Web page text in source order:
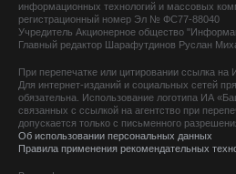
информационных технологий и массовых
регистрационный номер Эл № ФС77-88040
Учредитель Акционерное общество
Главный редактор Шарафутдинов Руслан
При перепечатке или цитировании ссылка
Для интернет-изданий и социальных сетей
обязательна. Использование логотипа ИА
связанных с ссылкой на агентство при
допускается только с письменного
Об использовании персональных данных
Правила применения рекомендательных